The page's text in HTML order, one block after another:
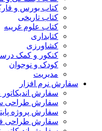
کتاب بورس و
کتاب تاریخی
کتاب علوم غریبه
کتابداری
کشاورزی
کنکور و کمک‌
کودک و نوجوان
مدیریت
سفارش نرم افزار
سفارش
سفارش طراحی
سفارش پروژه
سفارش طراحی